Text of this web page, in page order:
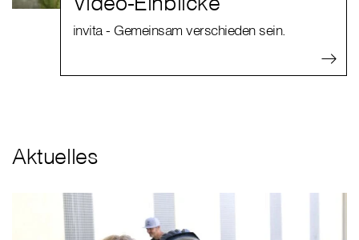
invita - Gemeinsam verschieden sein.
Aktuelles